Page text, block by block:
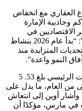
العقاري مع انخفاض
وجاذبية الإمارة
الاقتصاديين في
“ستاندرد آند بورز جلوبال ماركت إنتليجنس”: “بدأ عام 2026 بنشاط
المتزايدة منذ
النمو واعدة”.
وأضاف أن متوسط مؤشر مديري المشتريات الرئيسي بلغ 53. 5
من العام، ما يدل على
أوين إلى انتعاش
في مارس، مؤكدًا أن